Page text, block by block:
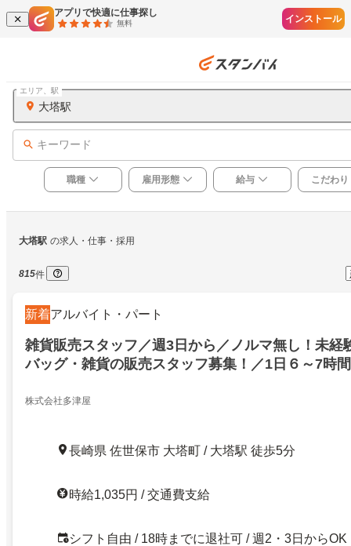
アプリで快適に仕事探し
無料 インストール
大塔駅
エリア、駅
キーワード
職種 雇用形態 給与 こだわり
大塔駅 の求人・仕事・採用
815件
新着アルバイト・パート
雑貨販売スタッフ／週3日から／ノルマ無し！未経
バッグ・雑貨の販売スタッフ募集！／1日６～7時
株式会社多津屋
長崎県 佐世保市 大塔町 / 大塔駅 徒歩5分
時給1,035円 / 交通費支給
シフト自由 / 18時までに退社可 / 週2・3日からOK